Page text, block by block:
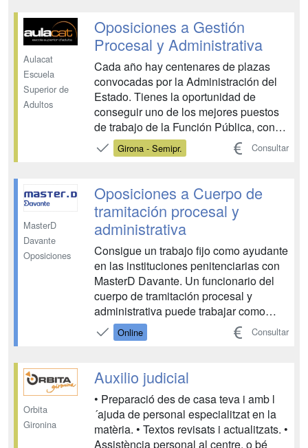
Aulacat
Escuela
Superior de
Adultos
Oposiciones a Gestión
Procesal y Administrativa
Cada año hay centenares de plazas
convocadas por la Administración del
Estado. Tienes la oportunidad de
conseguir uno de los mejores puestos
de trabajo de la Función Pública, con
unas condiciones laborales únicas: -
Seguridad en el puesto de trabajo (fijo y
continúa. - Salario aproximado de 2000
€/mes. -...
Girona - Semipr. Consultar
MasterD
Davante
Oposiciones
Oposiciones a Cuerpo de
tramitación procesal y
administrativa
Consigue un trabajo fijo como ayudante
en las instituciones penitenciarias con
MasterD Davante. Un funcionario del
cuerpo de tramitación procesal y
administrativa puede trabajar como
apoyo a la gestión procesal,
confeccionando documentos, actas y
participa en la formación de autos y
expedientes; registra y clasifi...
Online Consultar
Orbita
Gironina
Auxilio judicial
• Preparació des de casa teva i amb l
´ajuda de personal especialitzat en la
matèria. • Textos revisats i actualitzats. •
Assistència personal al centre, o bé